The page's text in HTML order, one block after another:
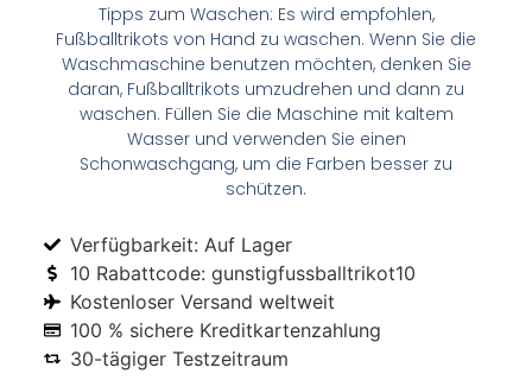
Tipps zum Waschen: Es wird empfohlen,
Fußballtrikots von Hand zu waschen. Wenn Sie die
Waschmaschine benutzen möchten, denken Sie
daran, Fußballtrikots umzudrehen und dann zu
waschen. Füllen Sie die Maschine mit kaltem
Wasser und verwenden Sie einen
Schonwaschgang, um die Farben besser zu
schützen.
Verfügbarkeit: Auf Lager
10 Rabattcode: gunstigfussballtrikot10
Kostenloser Versand weltweit
100 % sichere Kreditkartenzahlung
30-tägiger Testzeitraum